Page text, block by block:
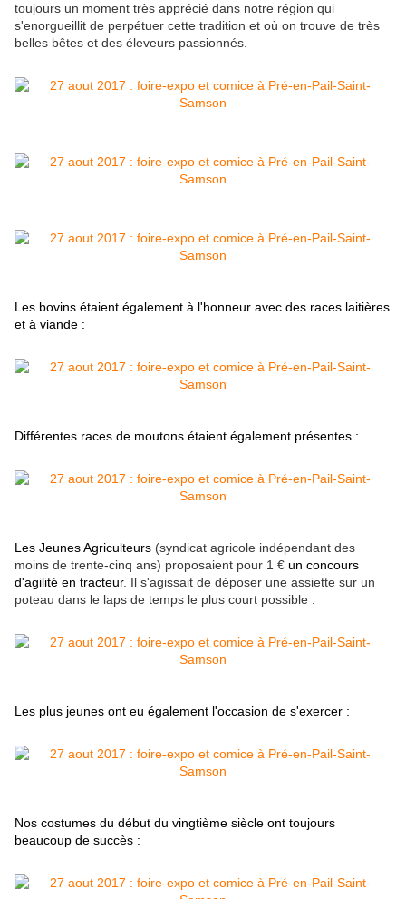
toujours un moment très apprécié dans notre région qui
s'enorgueillit de perpétuer cette tradition et où on trouve de très
belles bêtes et des éleveurs passionnés.
Les bovins étaient également à l'honneur avec des races laitières
et à viande :
Différentes races de moutons étaient également présentes :
Les Jeunes Agriculteurs (syndicat agricole indépendant des
moins de trente-cinq ans) proposaient pour 1 € un concours
d'agilité en tracteur. Il s'agissait de déposer une assiette sur un
poteau dans le laps de temps le plus court possible :
Les plus jeunes ont eu également l'occasion de s'exercer :
Nos costumes du début du vingtième siècle ont toujours
beaucoup de succès :